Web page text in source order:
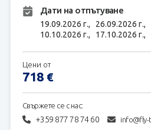
Дати на отпътуване
19.09.2026 г., 26.09.2026 г.,
10.10.2026 г., 17.10.2026 г.,
Свържете се с нас:
+359 877 78 74 60
Цени от
718 €